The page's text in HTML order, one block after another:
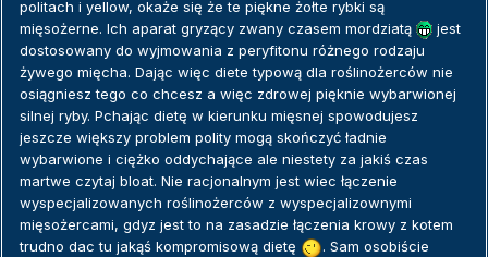
politach i yellow, okaże się że te piękne żołte rybki są
mięsożerne. Ich aparat gryzący zwany czasem mordziatą
jest
dostosowany do wyjmowania z peryfitonu różnego rodzaju
żywego mięcha. Dając więc diete typową dla roślinożerców nie
osiągniesz tego co chcesz a więc zdrowej pięknie wybarwionej
silnej ryby. Pchając dietę w kierunku mięsnej spowodujesz
jeszcze większy problem polity mogą skończyć ładnie
wybarwione i ciężko oddychające ale niestety za jakiś czas
martwe czytaj bloat. Nie racjonalnym jest wiec łączenie
wyspecjalizowanych roślinożerców z wyspecjalizownymi
mięsożercami, gdyz jest to na zasadzie łączenia krowy z kotem
trudno dac tu jakąś kompromisową dietę
. Sam osobiście